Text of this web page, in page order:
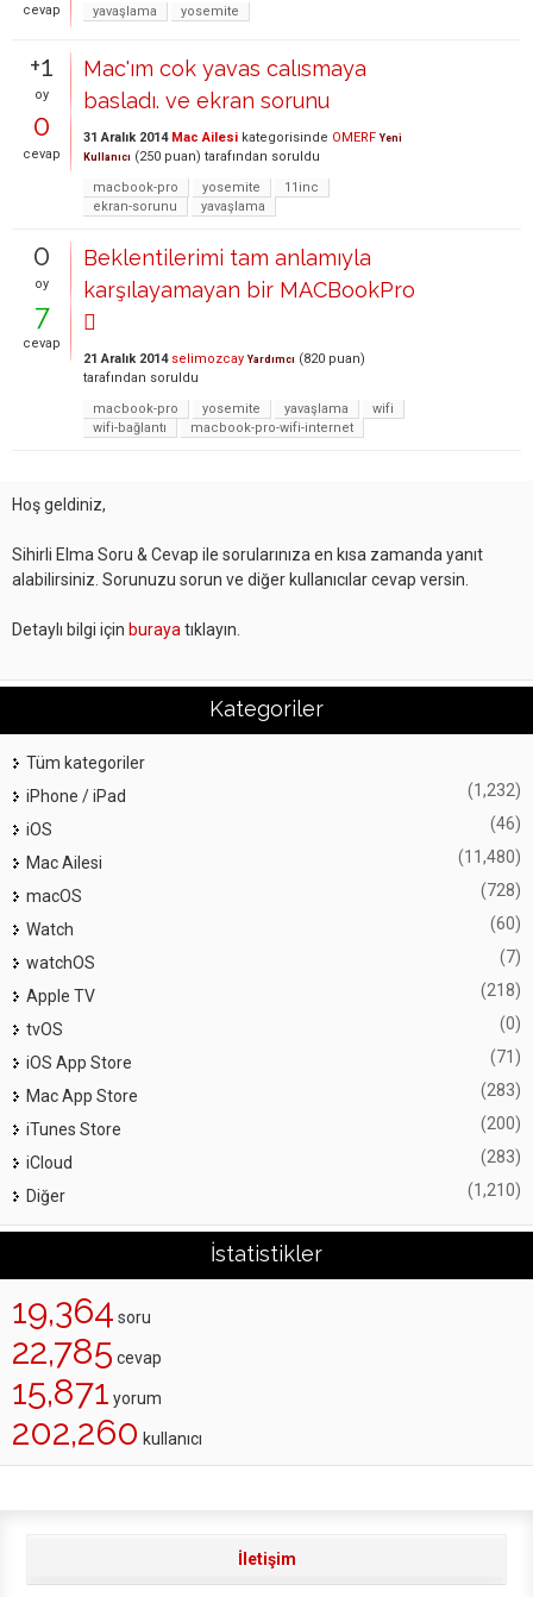
cevap
yavaşlama
yosemite
+1
oy
0
cevap
Mac'ım cok yavas calısmaya
basladı. ve ekran sorunu
31 Aralık 2014 Mac Ailesi kategorisinde OMERF Yeni
Kullanıcı (250 puan) tarafından soruldu
macbook-pro
yosemite
11inc
ekran-sorunu
yavaşlama
0
oy
7
cevap
Beklentilerimi tam anlamıyla
karşılayamayan bir MACBookPro

21 Aralık 2014 selimozcay Yardımcı (820 puan)
tarafından soruldu
macbook-pro
yosemite yavaşlama
wifi
wifi-bağlantı
macbook-pro-wifi-internet
Hoş geldiniz,
Sihirli Elma Soru & Cevap ile sorularınıza en kısa zamanda yanıt
alabilirsiniz. Sorunuzu sorun ve diğer kullanıcılar cevap versin.
Detaylı bilgi için buraya tıklayın.
Kategoriler
Tüm kategoriler
iPhone / iPad
(1,232)
iOS (46)
Mac Ailesi (11,480)
macOS (728)
Watch (60)
watchOS (7)
Apple TV (218)
tvOS (0)
iOS App Store (71)
Mac App Store (283)
iTunes Store (200)
iCloud (283)
Diğer (1,210)
İstatistikler
19,364 soru
22,785 cevap
15,871 yorum
202,260 kullanıcı
İletişim